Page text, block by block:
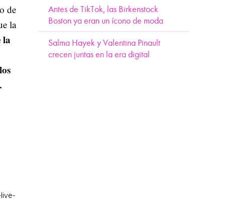
Antes de TikTok, las Birkenstock
Boston ya eran un ícono de moda
Salma Hayek y Valentina Pinault
crecen juntas en la era digital
de
la
la
los